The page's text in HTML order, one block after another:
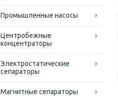
Промышленные насосы
Центробежные
концентраторы
Электростатические
сепараторы
Магнитные сепараторы